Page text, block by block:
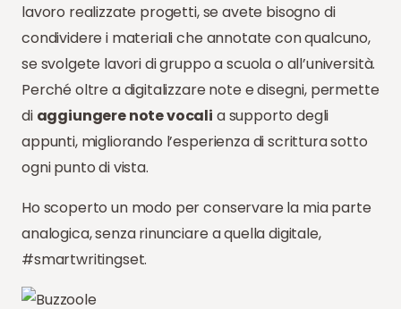
lavoro realizzate progetti, se avete bisogno di
condividere i materiali che annotate con qualcuno,
se svolgete lavori di gruppo a scuola o all’università.
Perché oltre a digitalizzare note e disegni, permette
di aggiungere note vocali a supporto degli
appunti, migliorando l’esperienza di scrittura sotto
ogni punto di vista.
Ho scoperto un modo per conservare la mia parte
analogica, senza rinunciare a quella digitale,
#smartwritingset.